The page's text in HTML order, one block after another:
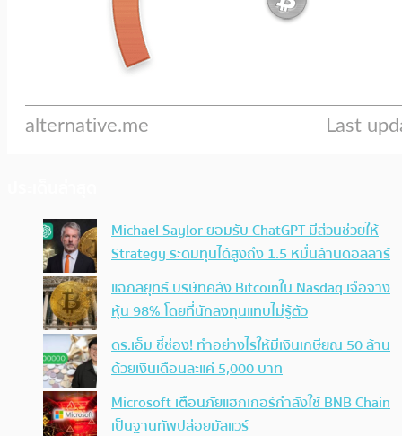
Michael Saylor ยอมรับ ChatGPT มีส่วนช่วยให้
Strategy ระดมทุนได้สูงถึง 1.5 หมื่นล้านดอลลาร์
แฉกลยุทธ์ บริษัทคลัง Bitcoinใน Nasdaq เจือจาง
หุ้น 98% โดยที่นักลงทุนแทบไม่รู้ตัว
ดร.เอ็ม ชี้ช่อง! ทำอย่างไรให้มีเงินเกษียณ 50 ล้าน
ด้วยเงินเดือนละแค่ 5,000 บาท
Microsoft เตือนภัยแฮกเกอร์กำลังใช้ BNB Chain
เป็นฐานทัพปล่อยมัลแวร์